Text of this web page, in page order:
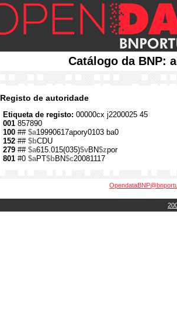
Catálogo da BNP:
Registo de autoridade
Etiqueta de registo: 00000cx j2200025 45
001 857890
100 ## $a19990617apory0103 ba0
152 ## $bCDU
279 ## $a615.015(035)$vBN$zpor
801 #0 $aPT$bBN$c20081117